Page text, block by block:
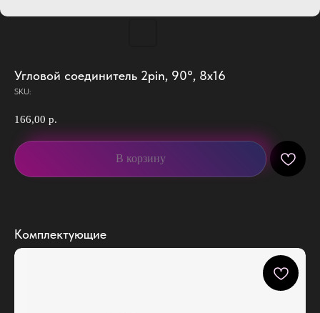
Угловой соединитель 2pin, 90°, 8х16
SKU:
166,00 р.
В корзину
Комплектующие